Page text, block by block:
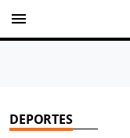
menu
DEPORTES